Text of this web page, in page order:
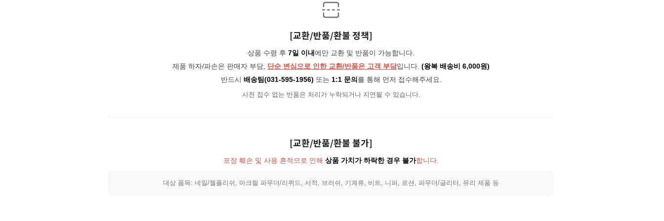
[교환/반품/환불 정책]
상품 수령 후 7일 이내에만 교환 및 반품이 가능합니다.
제품 하자/파손은 판매자 부담, 단순 변심으로 인한 교환/반품은 고객 부담입니다. (왕복 배송비 6,000원)
반드시 배송팀(031-595-1956) 또는 1:1 문의 를 통해 먼저 접수해주세요.
사전 접수 없는 반품은 처리가 누락되거나 지연될 수 있습니다.
[교환/반품/환불 불가]
포장 훼손 및 사용 흔적으로 인해 상품 가치가 하락한 경우 불가합니다.
대상 품목: 네일/젤폴리쉬, 아크릴 파우더/리퀴드, 서적, 브러쉬, 기계류, 비트, 니퍼, 로션, 파우더/글리터, 유리 제품 등